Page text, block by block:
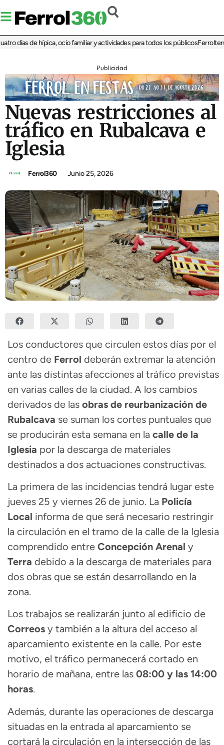
días de hípica, ocio familiar y actividades para todos los públicosFerrolterra
Publicidad
Nuevas restricciones al
tráfico en Rubalcava e
Iglesia
Ferrol360 Junio 25, 2026
Los conductores que circulen estos días por el
centro de Ferrol deberán extremar la atención
ante las distintas afecciones al tráfico previstas
en varias calles de la ciudad. A los cambios
derivados de las obras de reurbanización de
Rubalcava se suman los cortes puntuales que
se producirán esta semana en la calle de la
Iglesia por la descarga de materiales
destinados a dos actuaciones constructivas.
La primera de las incidencias tendrá lugar este
jueves 25 y viernes 26 de junio. La Policía
Local informa de que será necesario restringir
la circulación en el tramo de la calle de la Iglesia
comprendido entre Concepción Arenal y
Terra debido a la descarga de materiales para
dos obras que se están desarrollando en la
zona.
Los trabajos se realizarán junto al edificio de
Correos y también a la altura del acceso al
aparcamiento existente en la calle. Por este
motivo, el tráfico permanecerá cortado en
horario de mañana, entre las 08:00 y las 14:00
horas.
Además, durante las operaciones de descarga
situadas en la entrada al aparcamiento se
cortará la circulación en la intersección de las